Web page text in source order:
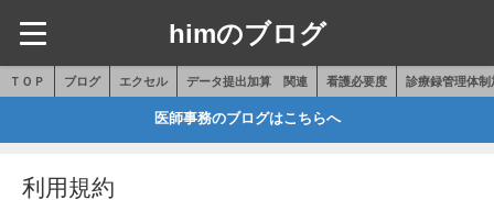
himのブログ
ＴＯＰ ブログ エクセル データ提出加算 関連 看護必要度 診療録管理体制
医師事務のブログはこちらへ
利用規約